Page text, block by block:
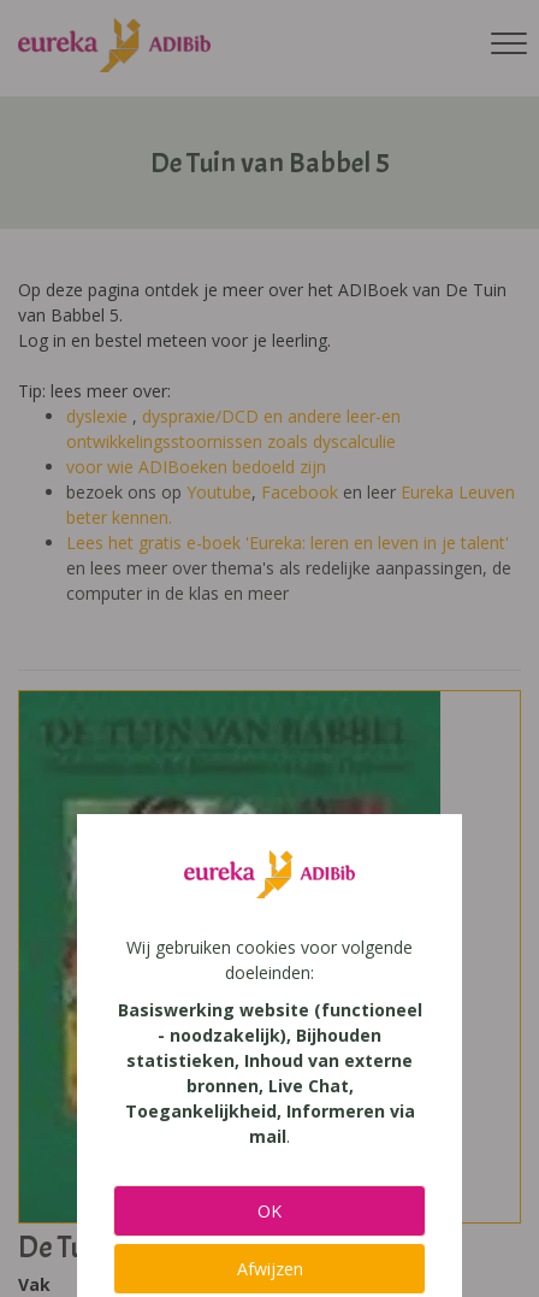
De Tuin van Babbel 5
Op deze pagina ontdek je meer over het ADIBoek van De Tuin
van Babbel 5.
Log in en bestel meteen voor je leerling.
Tip: lees meer over:
dyslexie , dyspraxie/DCD en andere leer-en
ontwikkelingsstoornissen zoals dyscalculie
voor wie ADIBoeken bedoeld zijn
bezoek ons op Youtube, Facebook en leer Eureka Leuven
beter kennen.
Lees het gratis e-boek 'Eureka: leren en leven in je talent'
en lees meer over thema's als redelijke aanpassingen, de
computer in de klas en meer
De Tuin van Babbel 5
Vak
Wij gebruiken cookies voor volgende
doeleinden:
Basiswerking website (functioneel
- noodzakelijk), Bijhouden
statistieken, Inhoud van externe
bronnen, Live Chat,
Toegankelijkheid, Informeren via
mail.
OK
Afwijzen